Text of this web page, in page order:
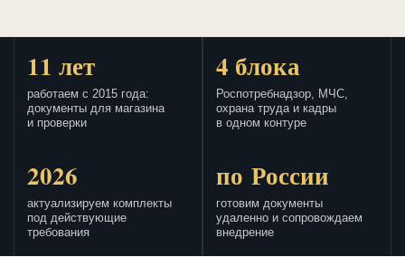
11 лет
работаем с 2015 года:
документы для магазина
и проверки
4 блока
Роспотребнадзор, МЧС,
охрана труда и кадры
в одном контуре
2026
актуализируем комплекты
под действующие
требования
по России
готовим документы
удаленно и сопровождаем
внедрение